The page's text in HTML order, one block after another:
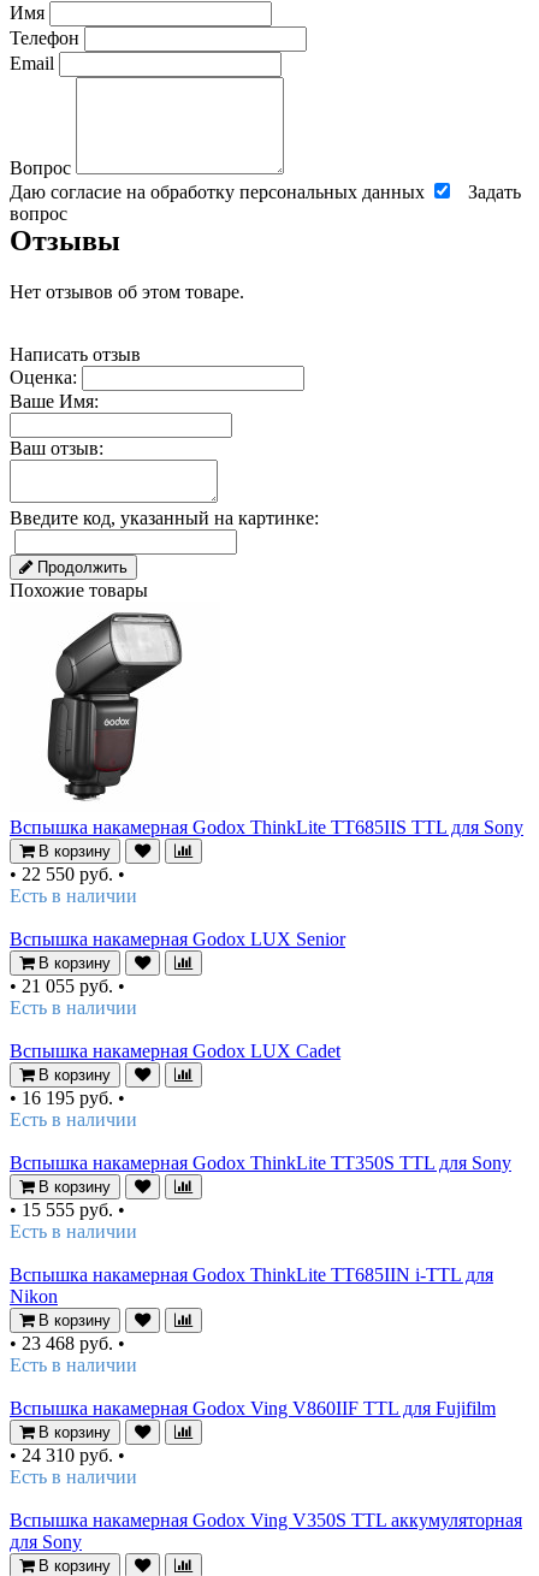
Имя
Телефон
Email
Вопрос
Даю согласие на обработку персональных данных
Задать
вопрос
Отзывы
Нет отзывов об этом товаре.
Написать отзыв
Оценка:
Ваше Имя:
Ваш отзыв:
Введите код, указанный на картинке:
Продолжить
Похожие товары
Вспышка накамерная Godox ThinkLite TT685IIS TTL для Sony
В корзину
• 22 550 руб. •
Есть в наличии
Вспышка накамерная Godox LUX Senior
В корзину
• 21 055 руб. •
Есть в наличии
Вспышка накамерная Godox LUX Cadet
В корзину
• 16 195 руб. •
Есть в наличии
Вспышка накамерная Godox ThinkLite TT350S TTL для Sony
В корзину
• 15 555 руб. •
Есть в наличии
Вспышка накамерная Godox ThinkLite TT685IIN i-TTL для
Nikon
В корзину
• 23 468 руб. •
Есть в наличии
Вспышка накамерная Godox Ving V860IIF TTL для Fujifilm
В корзину
• 24 310 руб. •
Есть в наличии
Вспышка накамерная Godox Ving V350S TTL аккумуляторная
для Sony
В корзину